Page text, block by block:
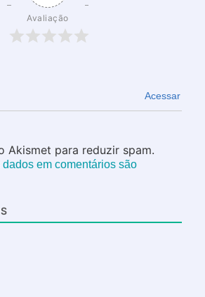
Avaliação
Acessar
Akismet para reduzir spam.
em comentários são